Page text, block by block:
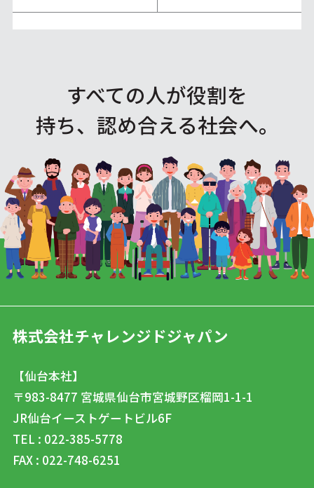
すべての人が役割を
持ち、認め合える社会へ。
株式会社チャレンジドジャパン
【仙台本社】
〒983-8477 宮城県仙台市宮城野区榴岡1-1-1
JR仙台イーストゲートビル6F
TEL : 022-385-5778
FAX : 022-748-6251